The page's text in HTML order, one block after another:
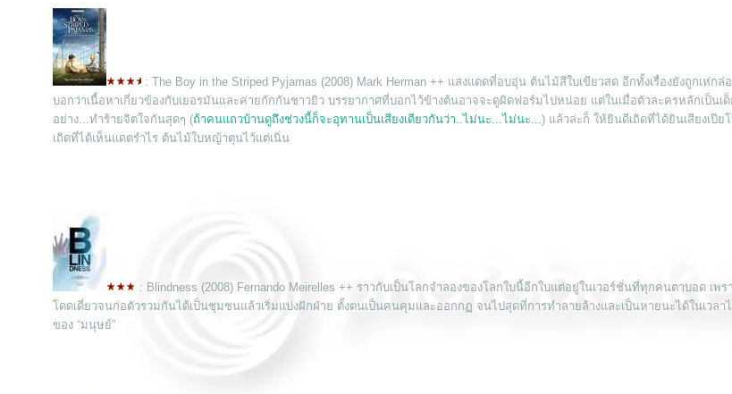
: The Boy in the Striped Pyjamas (2008) Mark Herman ++ แสงแดดที่อบอุ่น ต้นไม้สีใบเขียวสด อีกทั้งเรื่องยังถูกเห่กล่
บอกว่าเนื้อหาเกี่ยวข้องกับเยอรมันและค่ายกักกันชาวยิว บรรยากาศที่บอกไว้ข้างต้นอาจจะดูผิดฟอร์มไปหน่อย แต่ในเมื่อตัวละครหลักเป็นเ
อย่าง...ทำร้ายจิตใจกันสุดๆ (ถ้าคนแถวบ้านดูถึงช่วงนี้ก็จะอุทานเป็นเสียงเดียวกันว่า..ไม่นะ...ไม่นะ...) แล้วล่ะก็ ให้ยินดีเถิดที่ได้ยินเสียงเปี
เถิดที่ได้เห็นแดดรำไร ต้นไม้ใบหญ้าตุนไว้แต่เนิ่น
: Blindness (2008) Fernando Meirelles ++ ราวกับเป็นโลกจำลองของโลกใบนี้อีกใบแต่อยู่ในเวอร์ชั่นที่ทุกคนตาบอด เพ
ดดเดี่ยวจนก่อตัวรวมกันได้เป็นชุมชนแล้วเริ่มแบ่งฝักฝ่าย ตั้งตนเป็นคนคุมและออกกฏ จนไปสุดที่การทำลายล้างและเป็นหายนะได้ในเวล
ของ “มนุษย์”